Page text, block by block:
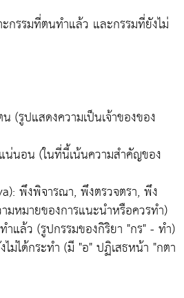
กรรมที่ตนทำแล้ว และกรรมที่ยังไม่
(รูปแสดงความเป็นเจ้าของของ
น่นอน (ในที่นี้เน้นความสำคัญของ
พึงพิจารณา, พึงตรวจตรา, พึง
มหมายของการแนะนำหรือควรทำ)
ำแล้ว (รูปกรรมของกิริยา "กร" - ทำ)
ม่ได้กระทำ (มี "อ" ปฏิเสธหน้า "กตา